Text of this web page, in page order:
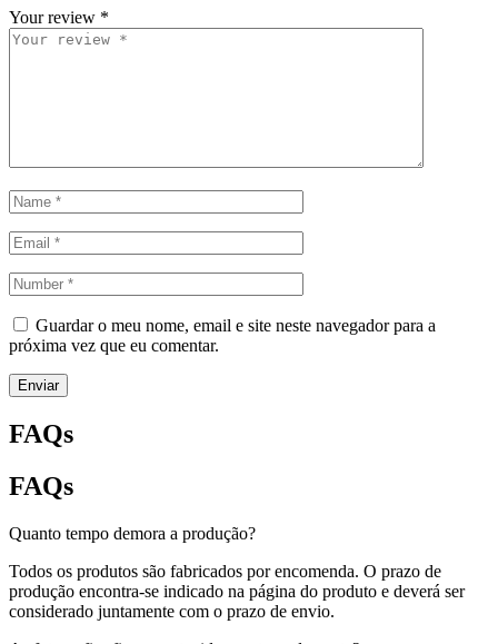
Your review *
Guardar o meu nome, email e site neste navegador para a
próxima vez que eu comentar.
Enviar
FAQs
FAQs
Quanto tempo demora a produção?
Todos os produtos são fabricados por encomenda. O prazo de
produção encontra-se indicado na página do produto e deverá ser
considerado juntamente com o prazo de envio.